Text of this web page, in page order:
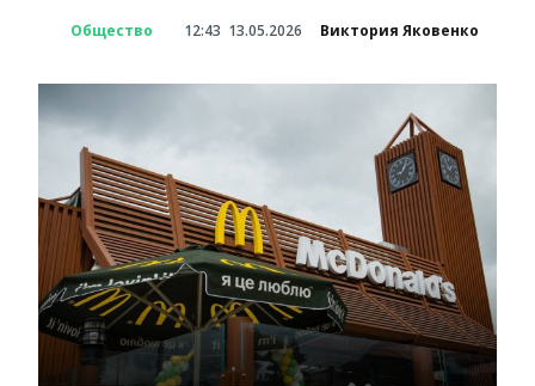
Общество 12:43 13.05.2026 Виктория Яковенко